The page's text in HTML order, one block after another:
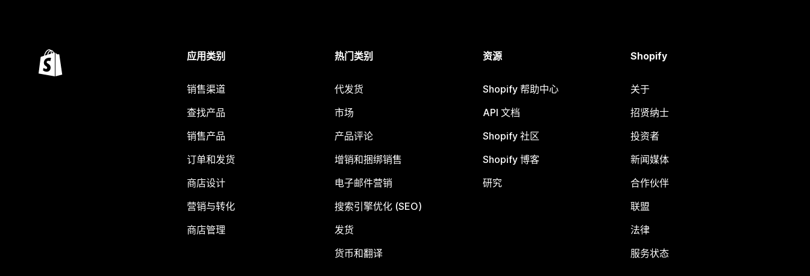
应用类别
销售渠道
查找产品
销售产品
订单和发货
商店设计
营销与转化
商店管理
热门类别
代发货
市场
产品评论
增销和捆绑销售
电子邮件营销
搜索引擎优化 (SEO)
发货
货币和翻译
资源
Shopify 帮助中心
API 文档
Shopify 社区
Shopify 博客
研究
Shopify
关于
招贤纳士
投资者
新闻媒体
合作伙伴
联盟
法律
服务状态